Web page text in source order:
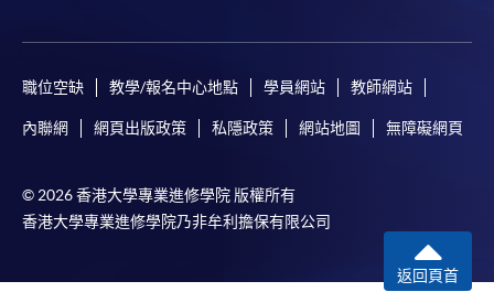
職位空缺 教學/報名中心地點 學員網站 教師網站
內聯網 網頁出版政策 私隱政策 網站地圖 無障礙網頁
© 2026 香港大學專業進修學院 版權所有
香港大學專業進修學院乃非牟利擔保有限公司
返回頁首